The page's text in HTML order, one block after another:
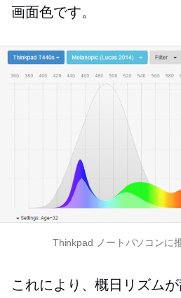
画面色です。
Thinkpad ノートパソコンに
これにより、概日リズム